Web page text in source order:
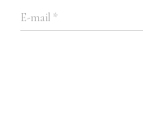
E-mail *